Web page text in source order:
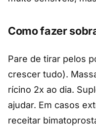
Como fazer
Pare de tirar pelos
crescer tudo).
rícino 2x ao dia.
ajudar. Em casos
receitar